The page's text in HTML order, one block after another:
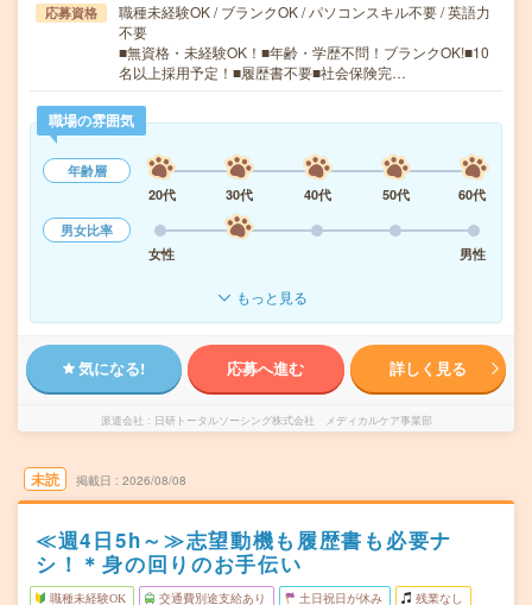
応募資格
職種未経験OK / ブランクOK / パソコンスキル不要 / 英語力
不要
■無資格・未経験OK！■年齢・学歴不問！ブランクOK!■10
名以上採用予定！■履歴書不要■社会保険完…
職場の雰囲気
年齢層
20代
30代 40代 50代
60代
男女比率
女性
男性
もっと見る
気になる! 応募へ進む 詳しく見る
派遣会社 日研トータルソーシング株式会社 メディカルケア事業部
未読 掲載日 2026/08/08
≪週4日5h～≫志望動機も履歴書も必要ナ
シ！＊身の回りのお手伝い
職種未経験OK 交通費別途支給あり 土日祝日が休み 残業なし